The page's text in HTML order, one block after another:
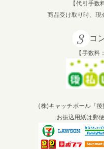
【代引手数
商品受け取り時、現
コ
【手数料
(株)キャッチボール「後
お振込用紙は郵